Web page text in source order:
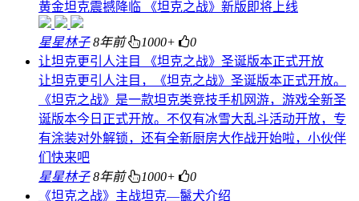
黄金坦克震撼降临 《坦克之战》新版即将上线
星星林子 8年前 1000+
0
让坦克更引人注目 《坦克之战》圣诞版本正式开放
让坦克更引人注目，《坦克之战》圣诞版本正式开放。
《坦克之战》是一款坦克类竞技手机网游，游戏全新圣
诞版本今日正式开放。不仅有冰雪大乱斗活动开放，专
有涂装对外解锁，还有全新厨房大作战开始啦，小伙伴
们快来吧
星星林子 8年前 1000+
0
《坦克之战》主战坦克—鬣犬介绍